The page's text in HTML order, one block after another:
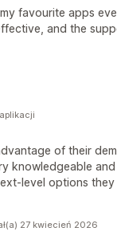
favourite apps
and the
of their
knowledgeable
level options
27 kwiecień 2026